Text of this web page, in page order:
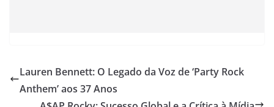
Lauren Bennett: O Legado da Voz de ‘Party Rock
Anthem’ aos 37 Anos